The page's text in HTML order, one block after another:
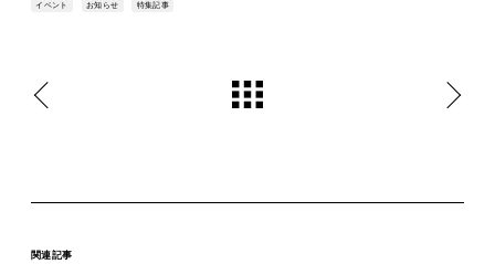
イベント お知らせ 特集記事
関連記事